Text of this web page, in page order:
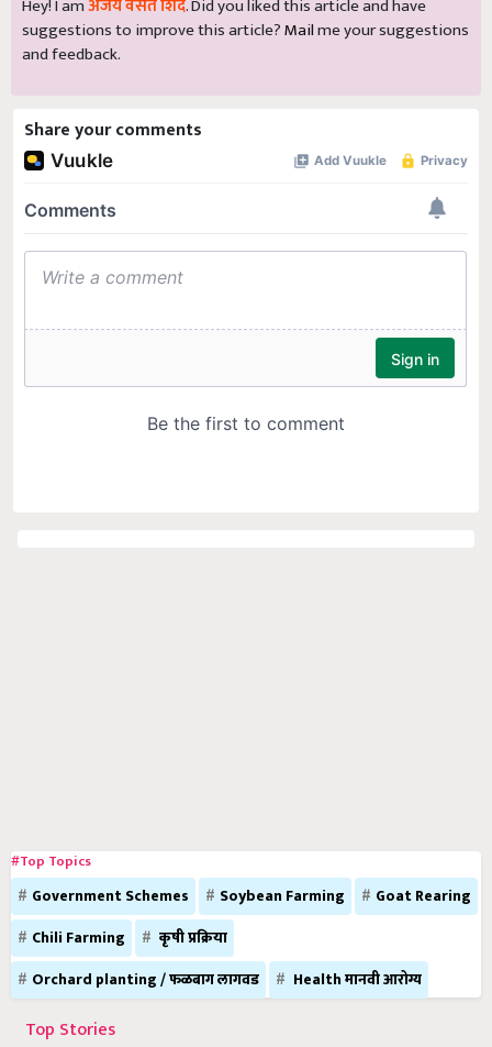
Hey! I amअजय वसंत शिंदे. Did you liked this article and have
suggestions to improve this article?Mailme your suggestions
and feedback.
Share your comments
#Top Topics
Government Schemes Soybean Farming
Goat Rearing
Chili Farming
कृषी प्रक्रिया
Orchard planting / फळबाग लागवड
Health मानवी आरोग्य
Top Stories